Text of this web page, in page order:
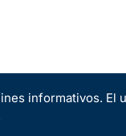
informativos. El